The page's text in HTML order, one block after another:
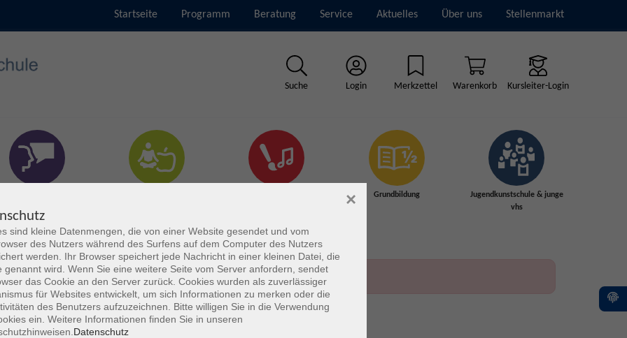
Startseite Programm Beratung Service Aktuelles Über uns Stellenmarkt
Suche Login Merkzettel Warenkorb Kursleiter-Login
Grundbildung
Jugendkunstschule & junge
vhs
sind kleine Datenmengen, die von einer Website gesendet und vom
des Nutzers während des Surfens auf dem Computer des Nutzers
werden. Ihr Browser speichert jede Nachricht in einer kleinen Datei, die
genannt wird. Wenn Sie eine weitere Seite vom Server anfordern, sendet
das Cookie an den Server zurück. Cookies wurden als zuverlässiger
für Websites entwickelt, um sich Informationen zu merken oder die
des Benutzers aufzuzeichnen. Bitte willigen Sie in die Verwendung
ein. Weitere Informationen finden Sie in unseren
Datenschutz
×